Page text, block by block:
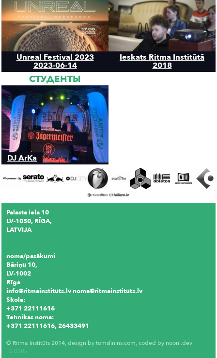
Unreal Festival 2023
2023-06-14
Ieskats Ritma Institūtā
2018
СТУДЕНТЫ
DJ ArKa
Palasta iela 10
LV-1050, RĪGA,
LATVIJA
noma/pasākumi
Bāriņu 10,
LV-1002
Rīga
info@ritmainstituts.lv noma@ritmainstituts.lv
Skola:
+371 22111616
Tehnikas noma:
+371 22111616, 26433491
© Ritma Institūts 2014, design bytomslinins.com, coded by nooni.dev
0.030s